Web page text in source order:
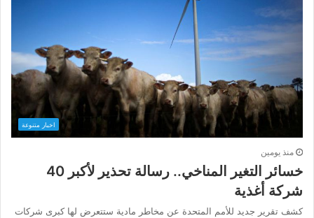
اخبار متنوعة
منذ يومين
خسائر التغير المناخي.. رسالة تحذير لأكبر 40
شركة أغذية
كشف تقرير جديد للأمم المتحدة عن مخاطر مادية ستتعرض لها كبرى شركات